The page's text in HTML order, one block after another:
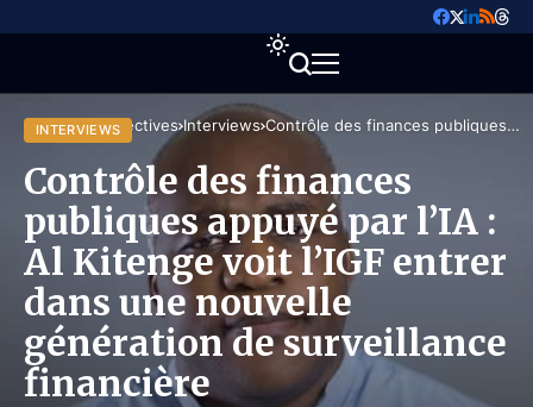
Accueil Perspectives Interviews Contrôle des finances publiques
appuyé par l’IA : Al Kitenge voit l’IGF
entrer dans une nouvelle
génération de surveillance
financière
INTERVIEWS
Contrôle des finances
publiques appuyé par l’IA :
Al Kitenge voit l’IGF entrer
dans une nouvelle
génération de surveillance
financière